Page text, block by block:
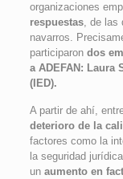
organizaciones
respuestas, de las
navarros.
participaron dos
a ADEFAN: Laura
(IED).
A partir de ahí,
deterioro de la
factores como la
la seguridad
un aumento en